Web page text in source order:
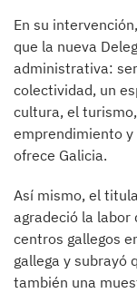
En su
que la nueva
administrativa:
colectividad, un
cultura, el
emprendimiento
ofrece Galicia.
Así mismo, el
agradeció la labor
centros gallegos
gallega y subrayó
también una